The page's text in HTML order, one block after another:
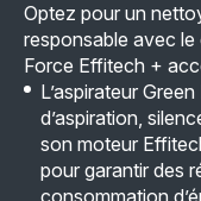
Optez pour un
responsable avec
Force Effitech +
L’aspirateur
d’aspiration,
son moteur
pour garantir des